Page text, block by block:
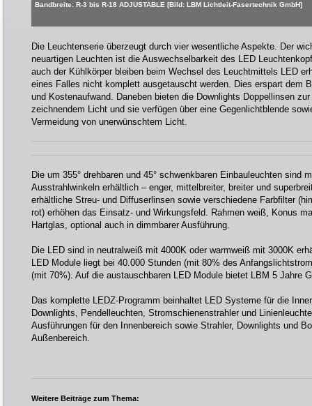
Bandbreite: R-3 bis R-18 ADJUSTABLE [Bild: LBM Lichtleit-Fasertechnik GmbH]
Die Leuchtenserie überzeugt durch vier wesentliche Aspekte. Der
neuartigen Leuchten ist die Auswechselbarkeit des LED
auch der Kühlkörper bleiben beim Wechsel des Leuchtmittels LED
eines Falles nicht komplett ausgetauscht werden. Dies erspart dem
und Kostenaufwand. Daneben bieten die Downlights Doppellinsen
zeichnendem Licht und sie verfügen über eine Gegenlichtblende
Vermeidung von unerwünschtem Licht.
Die um 355° drehbaren und 45° schwenkbaren Einbauleuchten sind
Ausstrahlwinkeln erhältlich – enger, mittelbreiter, breiter und
erhältliche Streu- und Diffuserlinsen sowie verschiedene Farbfilter
rot) erhöhen das Einsatz- und Wirkungsfeld. Rahmen weiß, Konus
Hartglas, optional auch in dimmbarer Ausführung.
Die LED sind in neutralweiß mit 4000K oder warmweiß mit 3000K
LED Module liegt bei 40.000 Stunden (mit 80% des
(mit 70%). Auf die austauschbaren LED Module bietet LBM 5 Jahre
Das komplette LEDZ-Programm beinhaltet LED Systeme für die
Downlights, Pendelleuchten, Stromschienenstrahler und
Ausführungen für den Innenbereich sowie Strahler, Downlights und
Außenbereich.
Weitere Beiträge zum Thema: